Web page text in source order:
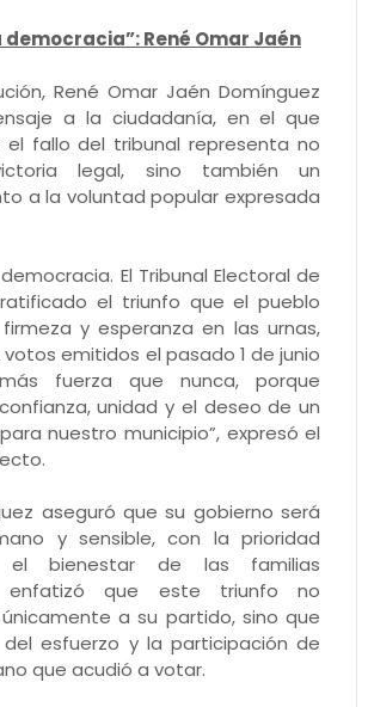
democracia”: René Omar Jaén
René Omar Jaén Domínguez
a la ciudadanía, en el que
fallo del tribunal representa no
legal, sino también un
a la voluntad popular expresada
El Tribunal Electoral de
el triunfo que el pueblo
y esperanza en las urnas,
votos emitidos el pasado 1 de junio
fuerza que nunca, porque
unidad y el deseo de un
nuestro municipio”, expresó el
aseguró que su gobierno será
y sensible, con la prioridad
bienestar de las familias
enfatizó que este triunfo no
a su partido, sino que
esfuerzo y la participación de
que acudió a votar.